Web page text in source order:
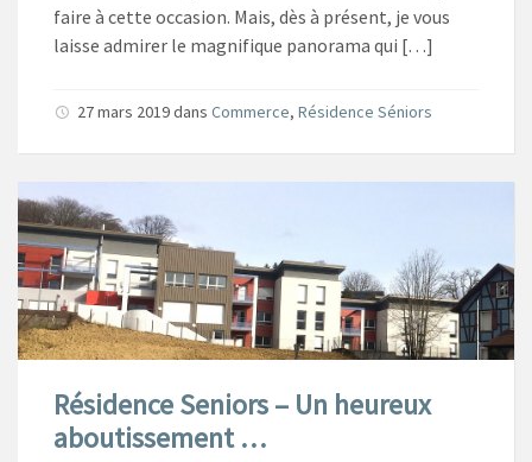
faire à cette occasion. Mais, dès à présent, je vous
laisse admirer le magnifique panorama qui […]
27 mars 2019dans Commerce, Résidence Séniors
Résidence Seniors – Un heureux
aboutissement …